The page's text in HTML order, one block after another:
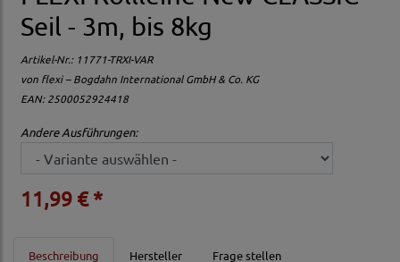
Seil - 3m, bis 8kg
Artikel-Nr.: 11771-TRXI-VAR
von flexi – Bogdahn International GmbH & Co. KG
EAN: 2500052924418
Andere Ausführungen:
11,99 € *
Beschreibung Hersteller Frage stellen